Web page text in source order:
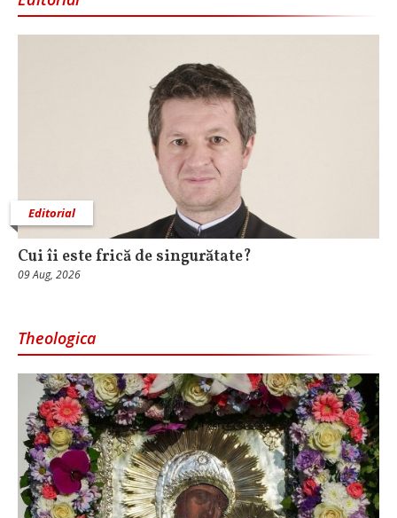
Editorial
Cui îi este frică de singurătate?
09 Aug, 2026
Theologica